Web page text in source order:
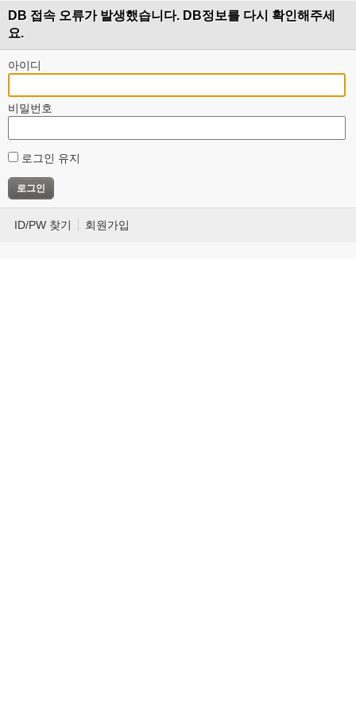
DB 접속 오류가 발생했습니다. DB정보를 다시 확인해주세
요.
아이디
비밀번호
로그인 유지
ID/PW 찾기 회원가입